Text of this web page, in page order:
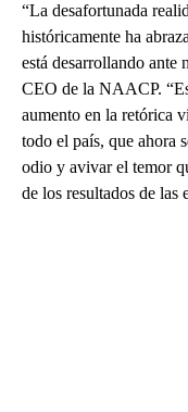
“La desafortunada
históricamente ha
está desarrollando ante
CEO de la NAACP.
aumento en la retórica
todo el país, que ahora
odio y avivar el temor
de los resultados de las